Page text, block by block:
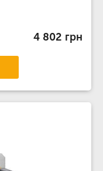
4 802 грн